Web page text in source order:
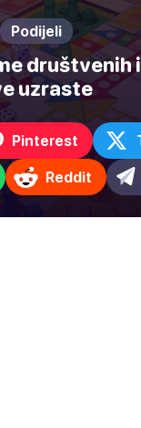
Podijeli
društvenih
uzraste
Pinterest
Reddit